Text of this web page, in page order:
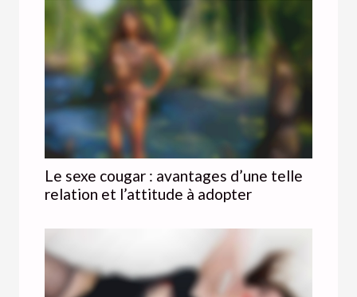
Le sexe cougar : avantages d’une telle
relation et l’attitude à adopter